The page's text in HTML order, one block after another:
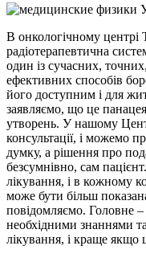
В онкологічному
радіотерапевтична
один із сучасних,
ефективних способів
його доступним і для
заявляємо, що це
утворень. У нашому
консультації, і можемо
думку, а рішення про
безсумнівно, сам
лікування, і в кожному
може бути більш
повідомляємо. Головне –
необхідними знаннями
лікування, і краще якщо